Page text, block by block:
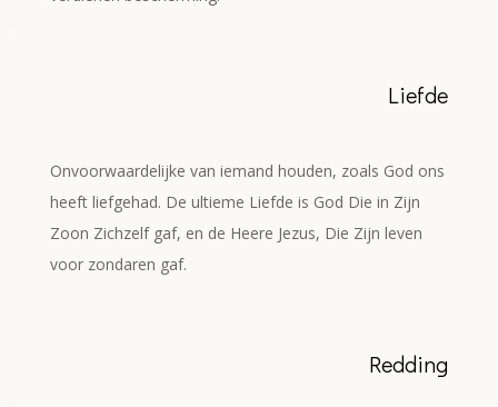
Liefde
Onvoorwaardelijke van iemand houden, zoals God ons
heeft liefgehad. De ultieme Liefde is God Die in Zijn
Zoon Zichzelf gaf, en de Heere Jezus, Die Zijn leven
voor zondaren gaf.
Redding